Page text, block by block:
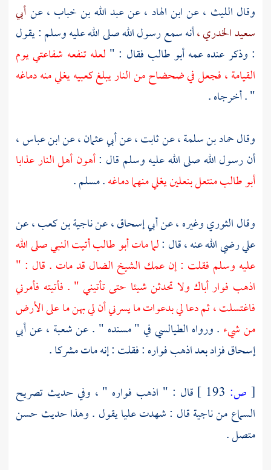
وقال الليث ،عنابن الهاد ،عنعبد الله بن خباب ،عنأبي
سعيد الخدري ،أنه سمع رسول الله صلى الله عليه وسلم : يقول
: وذكر عنده عمهأبو طالب فقال : " لعله تنفعه شفاعتي يوم
القيامة ، فجعل في ضحضاح من النار يبلغ كعبيه يغلي منه دماغه
" . أخرجاه .
وقالحماد بن سلمة ،عنثابت ،عنأبي عثمان ،عنابن عباس ،
أن رسول الله صلى الله عليه وسلم قال :أهون أهل النار عذابا
أبو طالبمنتعل بنعلين يغلي منهما دماغه. مسلم .
وقالالثوريوغيره ، عنأبي إسحاق ،عنناجية بن كعب ،عن
عليرضي الله عنه ، قال :لما ماتأبو طالبأتيت النبي صلى الله
عليه وسلم فقلت : إن عمك الشيخ الضال قد مات . قال : "
اذهب فوار أباك ولا تحدثن شيئا حتى تأتيني " . فأتيته فأمرني
فاغتسلت ، ثم دعا لي بدعوات ما يسرني أن لي بهن ما على الأرض
من شيء . ورواه الطيالسيفي " مسنده " . عنشعبة ،عنأبي
إسحاقفزاد بعد اذهب فواره : فقلت : إنه مات مشركا .
[ ص:
قال : " اذهب فواره " ، وفي حديث تصريح
السماع منناجيةقال : شهدتعليايقول . وهذا حديث حسن
متصل .